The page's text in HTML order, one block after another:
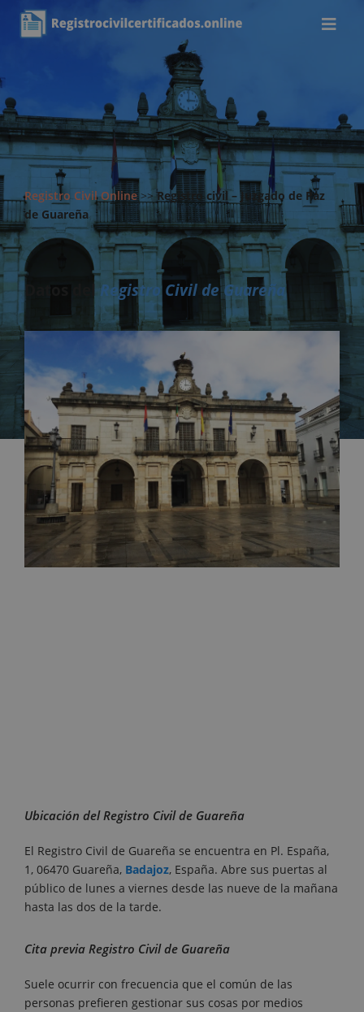
Registro Civil Online>>Registro civil – Juzgado de Paz
de Guareña
Registro Civil de Guareña
Ubicación del Registro Civil de Guareña
El Registro Civil de Guareña se encuentra en Pl. España,
1, 06470 Guareña, Badajoz, España. Abre sus puertas al
público de lunes a viernes desde las nueve de la mañana
hasta las dos de la tarde.
Cita previa Registro Civil de Guareña
Suele ocurrir con frecuencia que el común de las
personas prefieren gestionar sus cosas por medios